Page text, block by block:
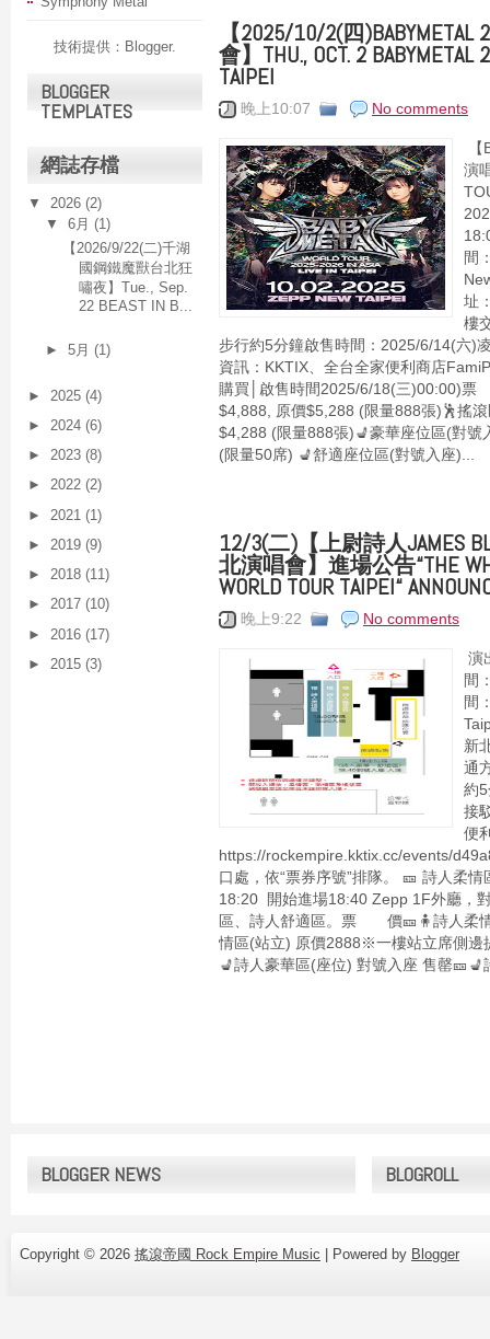
技術提供： Blogger.
BLOGGER
TEMPLATES
網誌存檔
▼ 2026 (2)
▼ 6月 (1)
【2026/9/22(二)千湖
國鋼鐵魔獸台北狂
嘯夜】Tue., Sep.
22 BEAST IN B...
► 5月 (1)
► 2025 (4)
► 2024 (6)
► 2023 (8)
► 2022 (2)
► 2021 (1)
► 2019 (9)
► 2018 (11)
► 2017 (10)
► 2016 (17)
► 2015 (3)
【2025/10/2(四
會】THU., OCT. 2 BABYMETAL
TAIPEI
晚上10:07 No comments
【
演
間
址
樓
步行約5分鐘啟售時間：2025/6/14(六)
資訊：KKTIX、全台全家便利商店
購買│啟售時間2025/6/18(三)00:00)
$4,888, 原價$5,288 (限量888張)🕺搖
$4,288 (限量888張)💺豪華座位區(對
(限量50席) 💺舒適座位區(對號入座)...
12/3(二)【上尉詩人JAMES
北演唱會】進場公告“THE
WORLD TOUR TAIPEI“
晚上9:22 No comments
演
間
間
新
通
約
接
便
https://rockempire.kktix.cc/events/
口處，依“票券序號”排隊。 🎫 詩人柔
18:20 開始進場18:40 Zepp 1F外廳，
區、詩人舒適區。票 價🎫🧍詩人柔
情區(站立) 原價2888※一樓站立席側邊
💺詩人豪華區(座位) 對號入座 售罄
BLOGGER NEWS BLOGROLL
Copyright © 2026 搖滾帝國 Rock Empire Music | Powered by Blogger